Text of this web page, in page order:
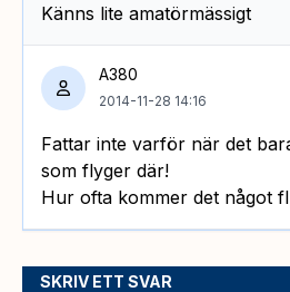
Känns lite amatörmässigt
A380
2014-11-28 14:16
Fattar inte varför när det
som flyger där!
Hur ofta kommer det något
SKRIV ETT SVAR